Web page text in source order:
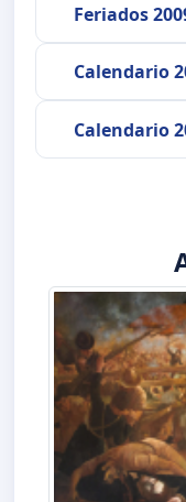
Feriados
Calendario
Calendario